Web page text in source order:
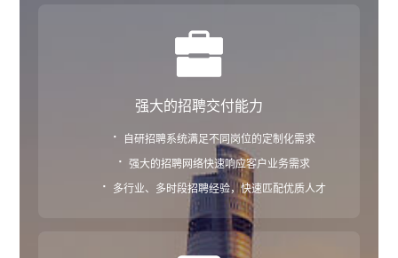
强大的招聘交付能力
· 自研招聘系统满足不同岗位的定制化需求
· 强大的招聘网络快速响应客户业务需求
· 多行业、多时段招聘经验，快速匹配优质人才